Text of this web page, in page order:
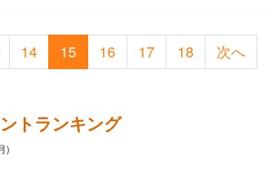
14 15 16 17 18 次へ
トランキング
)